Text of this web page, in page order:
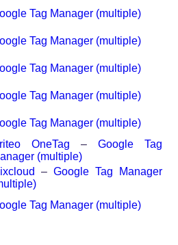
Tag Manager (multiple)
Tag Manager (multiple)
Tag Manager (multiple)
Tag Manager (multiple)
Tag Manager (multiple)
OneTag – Google Tag
(multiple)
– Google Tag Manager
Tag Manager (multiple)